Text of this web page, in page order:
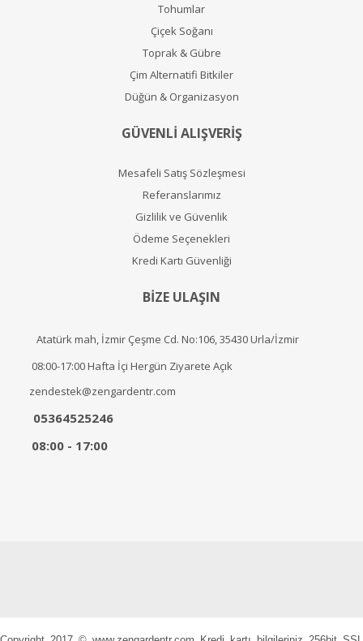
Tohumlar
Çiçek Soğanı
Toprak & Gübre
Çim Alternatifi Bitkiler
Düğün & Organizasyon
GÜVENLİ ALIŞVERİŞ
Mesafeli Satış Sözleşmesi
Referanslarımız
Gizlilik ve Güvenlik
Ödeme Seçenekleri
Kredi Kartı Güvenliği
BİZE ULAŞIN
Atatürk mah, İzmir Çeşme Cd. No:106, 35430 Urla/İzmir
08:00-17:00 Hafta İçi Hergün Ziyarete Açık
zendestek@zengardentr.com
05364525246
08:00 - 17:00